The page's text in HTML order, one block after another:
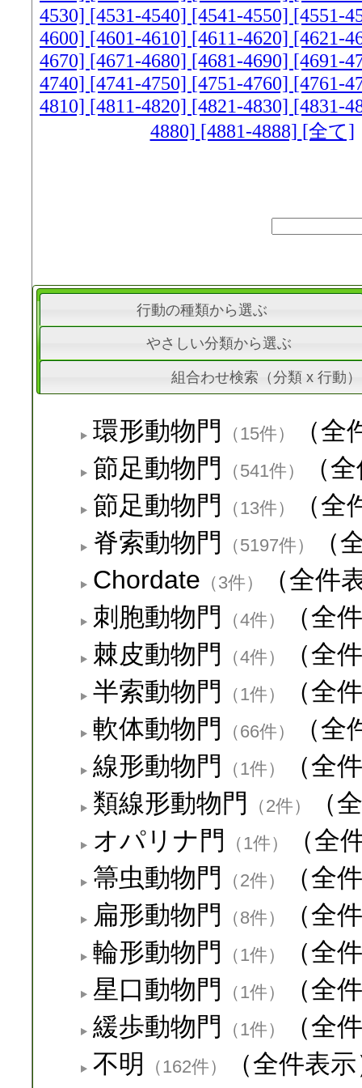
4530] [4531-4540] [4541-4550] [4551-
4600] [4601-4610] [4611-4620] [4621-
4670] [4671-4680] [4681-4690] [4691-
4740] [4741-4750] [4751-4760] [4761-
4810] [4811-4820] [4821-4830] [4831-
4880] [4881-4888] [全て]
行動の種類から選ぶ
やさしい分類から選ぶ
組合わせ検索（分類 x 行動）
環形動物門 （15件）
（
節足動物門
（541件）
（
節足動物門
（13件）
（
脊索動物門
（5197件）
（
Chordate （3件）
（全件
刺胞動物門
（4件）
（全
棘皮動物門
（4件）
（全
半索動物門
（1件）
（全
軟体動物門
（66件）
（
線形動物門
（1件）
（全
類線形動物門
（2件）
（
オパリナ門
（1件）
（全
箒虫動物門
（2件）
（全
扁形動物門
（8件）
（全
輪形動物門
（1件）
（全
星口動物門
（1件）
（全
緩歩動物門
（1件）
（全
不明
（162件） （全件表